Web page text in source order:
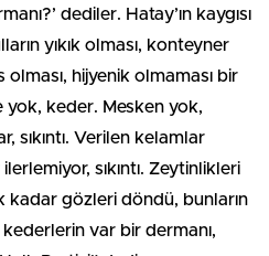
dediler. Hatay’ın kaygısı
yıkık olması, konteyner
olması, hijyenik olmaması bir
yok, keder. Mesken yok,
sıkıntı. Verilen kelamlar
sıkıntı. Zeytinlikleri
kadar gözleri döndü, bunların
var bir dermanı,